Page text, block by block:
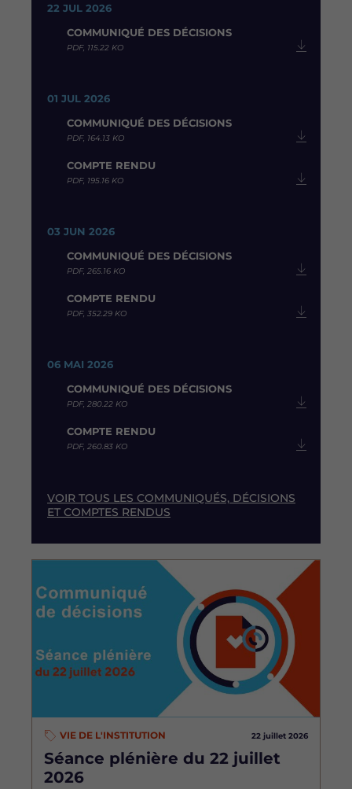
22 JUL 2026
COMMUNIQUÉ DES DÉCISIONS
PDF, 115.22 KO
01 JUL 2026
COMMUNIQUÉ DES DÉCISIONS
PDF, 164.13 KO
COMPTE RENDU
PDF, 195.16 KO
03 JUN 2026
COMMUNIQUÉ DES DÉCISIONS
PDF, 265.16 KO
COMPTE RENDU
PDF, 352.29 KO
06 MAI 2026
COMMUNIQUÉ DES DÉCISIONS
PDF, 280.22 KO
COMPTE RENDU
PDF, 260.83 KO
VOIR TOUS LES COMMUNIQUÉS, DÉCISIONS
ET COMPTES RENDUS
VIE DE L'INSTITUTION 22 juillet 2026
Séance plénière du 22 juillet
2026